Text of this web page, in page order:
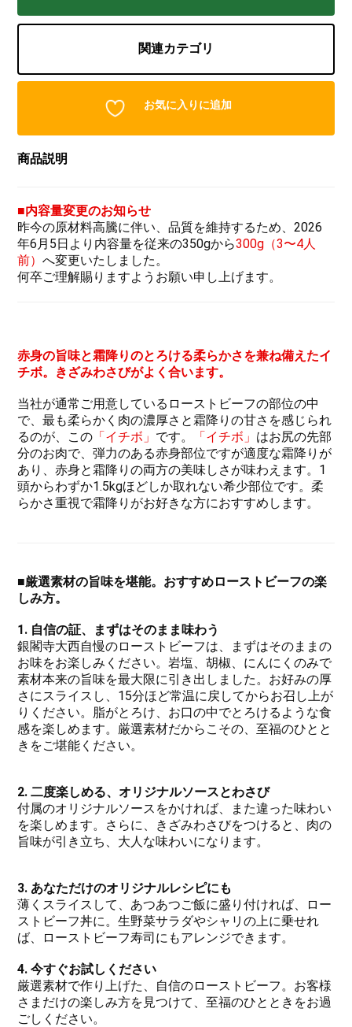
関連カテゴリ
お気に入りに追加
商品説明
■内容量変更のお知らせ
昨今の原材料高騰に伴い、品質を維持するため、2026
年6月5日より内容量を従来の350gから300g（3〜4人
前）へ変更いたしました。
何卒ご理解賜りますようお願い申し上げます。
赤身の旨味と霜降りのとろける柔らかさを兼ね備えたイ
チボ。きざみわさびがよく合います。
当社が通常ご用意しているローストビーフの部位の中
で、最も柔らかく肉の濃厚さと霜降りの甘さを感じられ
るのが、この 「イチボ」 です。 「イチボ」 はお尻の先部
分のお肉で、弾力のある赤身部位ですが適度な霜降りが
あり、赤身と霜降りの両方の美味しさが味わえます。1
頭からわずか1.5kgほどしか取れない希少部位です。柔
らかさ重視で霜降りがお好きな方におすすめします。
■厳選素材の旨味を堪能。おすすめローストビーフの楽
しみ方。
1. 自信の証、まずはそのまま味わう
銀閣寺大西自慢のローストビーフは、まずはそのままの
お味をお楽しみください。岩塩、胡椒、にんにくのみで
素材本来の旨味を最大限に引き出しました。お好みの厚
さにスライスし、15分ほど常温に戻してからお召し上が
りください。脂がとろけ、お口の中でとろけるような食
感を楽しめます。厳選素材だからこその、至福のひとと
きをご堪能ください。
2. 二度楽しめる、オリジナルソースとわさび
付属のオリジナルソースをかければ、また違った味わい
を楽しめます。さらに、きざみわさびをつけると、肉の
旨味が引き立ち、大人な味わいになります。
3. あなただけのオリジナルレシピにも
薄くスライスして、あつあつご飯に盛り付ければ、ロー
ストビーフ丼に。生野菜サラダやシャリの上に乗せれ
ば、ローストビーフ寿司にもアレンジできます。
4. 今すぐお試しください
厳選素材で作り上げた、自信のローストビーフ。お客様
さまだけの楽しみ方を見つけて、至福のひとときをお過
ごしください。